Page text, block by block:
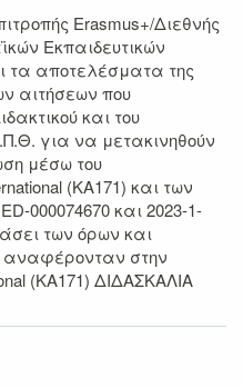
Erasmus+/Διεθνής
Εκπαιδευτικών
τα αποτελέσματα της
αιτήσεων που
και του
για να μετακινηθούν
μέσω του
(KA171) και των
000074670 και 2023-1-
των όρων και
αναφέρονταν στην
(KA171) ΔΙΔΑΣΚΑΛΙΑ